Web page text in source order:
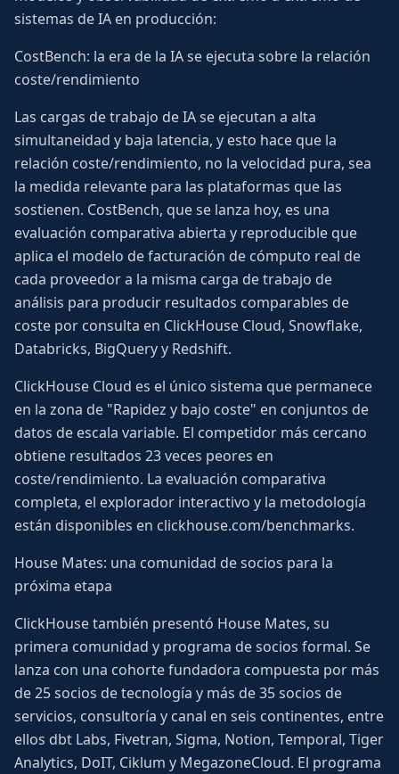
sistemas de IA en producción:
CostBench: la era de la IA se ejecuta sobre la relación
coste/rendimiento
Las cargas de trabajo de IA se ejecutan a alta
simultaneidad y baja latencia, y esto hace que la
relación coste/rendimiento, no la velocidad pura, sea
la medida relevante para las plataformas que las
sostienen. CostBench, que se lanza hoy, es una
evaluación comparativa abierta y reproducible que
aplica el modelo de facturación de cómputo real de
cada proveedor a la misma carga de trabajo de
análisis para producir resultados comparables de
coste por consulta en ClickHouse Cloud, Snowflake,
Databricks, BigQuery y Redshift.
ClickHouse Cloud es el único sistema que permanece
en la zona de "Rapidez y bajo coste" en conjuntos de
datos de escala variable. El competidor más cercano
obtiene resultados 23 veces peores en
coste/rendimiento. La evaluación comparativa
completa, el explorador interactivo y la metodología
están disponibles en clickhouse.com/benchmarks.
House Mates: una comunidad de socios para la
próxima etapa
ClickHouse también presentó House Mates, su
primera comunidad y programa de socios formal. Se
lanza con una cohorte fundadora compuesta por más
de 25 socios de tecnología y más de 35 socios de
servicios, consultoría y canal en seis continentes, entre
ellos dbt Labs, Fivetran, Sigma, Notion, Temporal, Tiger
Analytics, DoIT, Ciklum y MegazoneCloud. El programa